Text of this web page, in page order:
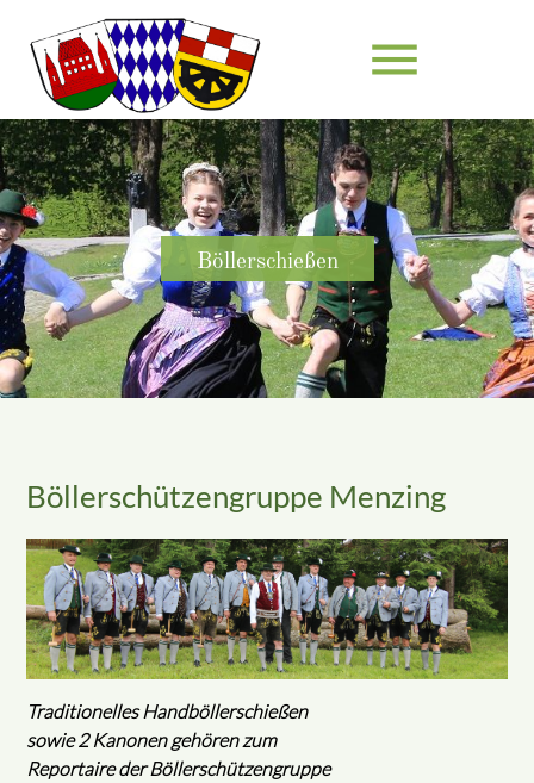
menu
Suchbegriffe SUCHEN
Böllerschießen
Böllerschützengruppe Menzing
Traditionelles Handböllerschießen
sowie 2 Kanonen gehören zum
Reportaire der Böllerschützengruppe